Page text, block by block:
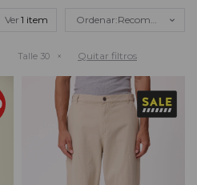
Ver Recomendados
Talle 30 Quitar filtros